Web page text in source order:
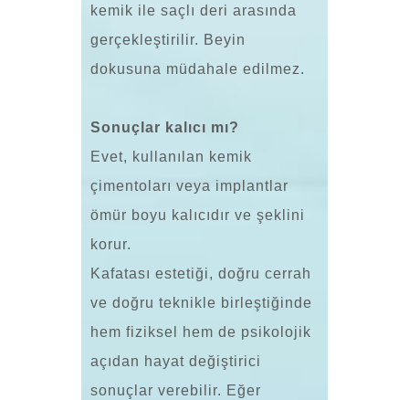
kemik ile saçlı deri arasında
gerçekleştirilir. Beyin
dokusuna müdahale edilmez.
Sonuçlar kalıcı mı?
Evet, kullanılan kemik
çimentoları veya implantlar
ömür boyu kalıcıdır ve şeklini
korur.
Kafatası estetiği, doğru cerrah
ve doğru teknikle birleştiğinde
hem fiziksel hem de psikolojik
açıdan hayat değiştirici
sonuçlar verebilir. Eğer